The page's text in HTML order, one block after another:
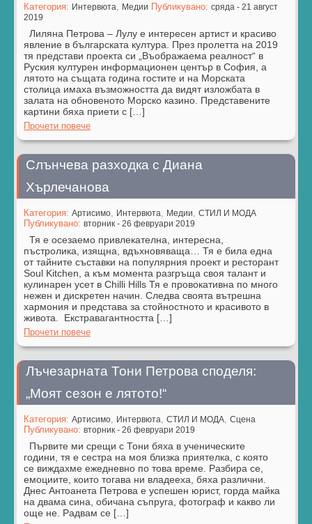
Категория: Интервюта Медии Публикувано:сряда - 21 август
2019
Лиляна Петрова – Лулу е интересен артист и красиво
явление в българската култура. През пролетта на 2019
тя представи проекта си „Въображаема реалност“ в
Руския културен информационен център в София, а
лятото на същата година гостите и на Морската
столица имаха възможността да видят изложбата в
залата на обновеното Морско казино. Представените
картини бяха приети с […]
Прочети повече
Слънчева разходка с Диана
Хърлечанова
Категория:Артисимо Интервюта Медии ,СТИЛ И МОДА
Публикувано:вторник - 26 февруари 2019
Тя е осезаемо привлекателна, интересна,
пъстролика, изящна, вдъхновяваща… Тя е била една
от тайните съставки на популярния проект и ресторант
Soul Kitchen, а към момента разгръща своя талант и
кулинарен усет в Chilli Hills Тя е провокативна по много
нежен и дискретен начин. Следва своята вътрешна
хармония и представа за стойностното и красивото в
живота. Екстравагантността […]
Прочети повече
Лъчезарната Тони Петрова споделя:
„Моят сезон е лятото!“
Категория:Артисимо Интервюта ,СТИЛ И МОДА ,Сцена
Публикувано:вторник - 26 февруари 2019
Първите ми срещи с Тони бяха в ученическите
години, тя е сестра на моя близка приятелка, с която
се виждахме ежедневно по това време. Разбира се,
емоциите, които тогава ни владееха, бяха различни.
Днес Антоанета Петрова е успешен юрист, горда майка
на двама сина, обичана съпруга, фотограф и какво ли
още не. Радвам се […]